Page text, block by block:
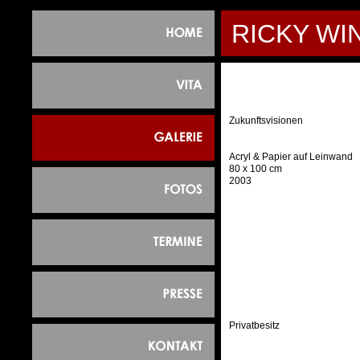
RICKY
Zukunftsvisionen
Acryl & Papier auf Leinwand
80 x 100 cm
2003
Privatbesitz